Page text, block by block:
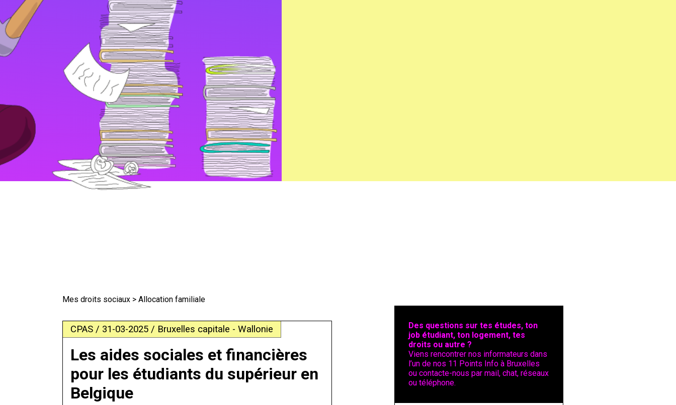
Mes droits sociaux > Allocation familiale
CPAS / 31-03-2025 / Bruxelles capitale - Wallonie
Les aides sociales et financières
pour les étudiants du supérieur en
Belgique
Des questions sur tes études, ton
job étudiant, ton logement, tes
droits ou autre ?
Viens rencontrer nos informateurs dans
l’un de nos 11 Points Info à Bruxelles
ou contacte-nous par mail, chat, réseaux
ou téléphone.